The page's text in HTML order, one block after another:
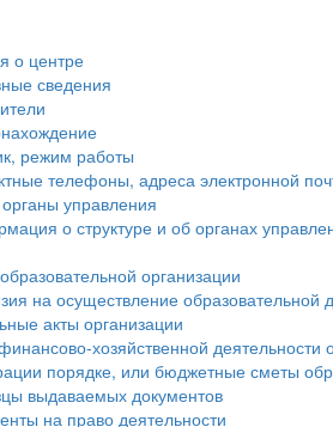
о центре
сведения
режим работы
телефоны, адреса электронной
управления
о структуре и об органах
организации
на осуществление образовательной
акты организации
хозяйственной деятельности
порядке, или бюджетные сметы
выдаваемых документов
на право деятельности